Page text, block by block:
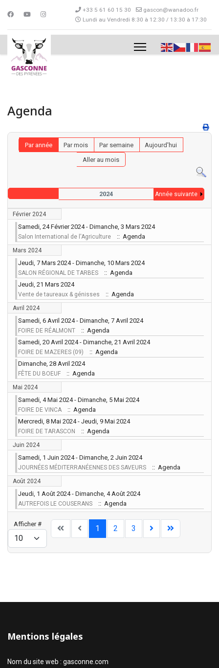
+33 5 61 60 15 30
gascon@wanadoo.fr
Lundi au Vendredi 8:30 à 12:30 / 13:30 à 17:30
Agenda
Par année Par mois Par semaine
Aujourd'hui
Aller au mois
2024 Année suivante
Février 2024
Samedi, 24 Février 2024 - Dimanche, 3 Mars 2024
Salon International de l'Agriculture :: Agenda
Mars 2024
Jeudi, 7 Mars 2024 - Dimanche, 10 Mars 2024
SALON RÉGIONAL DE TARBES
:: Agenda
Jeudi, 21 Mars 2024
Vente de taureaux & génisses :: Agenda
Avril 2024
Samedi, 6 Avril 2024 - Dimanche, 7 Avril 2024
FOIRE DE RÉALMONT
:: Agenda
Samedi, 20 Avril 2024 - Dimanche, 21 Avril 2024
FOIRE DE MAZERES (09)
:: Agenda
Dimanche, 28 Avril 2024
FÊTE DU BOEUF :: Agenda
Mai 2024
Samedi, 4 Mai 2024 - Dimanche, 5 Mai 2024
FOIRE DE VINCA
:: Agenda
Mercredi, 8 Mai 2024 - Jeudi, 9 Mai 2024
FOIRE DE TARASCON :: Agenda
Juin 2024
Samedi, 1 Juin 2024 - Dimanche, 2 Juin 2024
JOURNÉES MÉDITERRANÉENNES DES SAVEURS :: Agenda
Août 2024
Jeudi, 1 Août 2024 - Dimanche, 4 Août 2024
AUTREFOIS LE COUSERANS :: Agenda
Limite de la pagination
Afficher # 1 2 3
Mentions légales
Nom du site web : gasconne.com